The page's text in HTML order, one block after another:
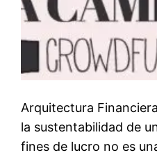
Arquitectura
la sustentabilidad de
fines de lucro no es